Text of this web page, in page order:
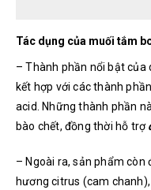
Tác dụng của muối tắm
– Thành phần nổi bật của
kết hợp với các thành
acid. Những thành phần
bào chết, đồng thời hỗ trợ
– Ngoài ra, sản phẩm còn
hương citrus (cam